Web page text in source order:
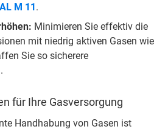
M 11.
Minimieren Sie effektiv die
mit niedrig aktiven Gasen wie
Sie so sicherere
für Ihre Gasversorgung
Handhabung von Gasen ist